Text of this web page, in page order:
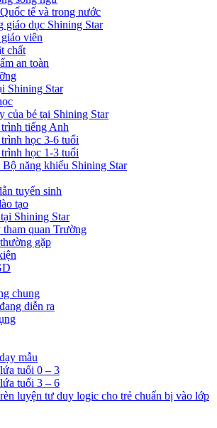
tế và trong nước
giáo dục Shining Star
viên
chất
an toàn
Shining Star
của bé tại Shining Star
tiếng Anh
học 3-6 tuổi
học 1-3 tuổi
năng khiếu Shining Star
tuyển sinh
tạo
Shining Star
quan Trường
gặp
chung
diễn ra
mẫu
tuổi 0 – 3
tuổi 3 – 6
luyện tư duy logic cho trẻ chuẩn bị vào lớp